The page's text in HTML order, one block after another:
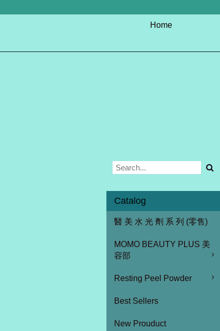
Home
Catalog
醫 美 水 光 劑 系 列 (零售)
MOMO BEAUTY PLUS 美
容部
Resting Peel Powder
Best Sellers
New Prouduct